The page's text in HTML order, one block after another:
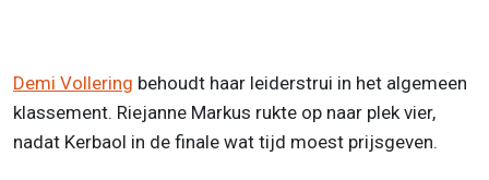
Demi Vollering behoudt haar leiderstrui in het algemeen
klassement. Riejanne Markus rukte op naar plek vier,
nadat Kerbaol in de finale wat tijd moest prijsgeven.